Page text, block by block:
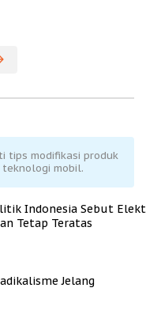
tips modifikasi produk
mobil.
Indonesia Sebut
Tetap Teratas
Jelang